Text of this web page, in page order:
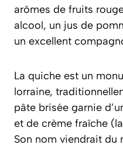
arômes de fruits
alcool, un jus de
un excellent
La quiche est un
lorraine,
pâte brisée garnie
et de crème fraîche
Son nom viendrait du